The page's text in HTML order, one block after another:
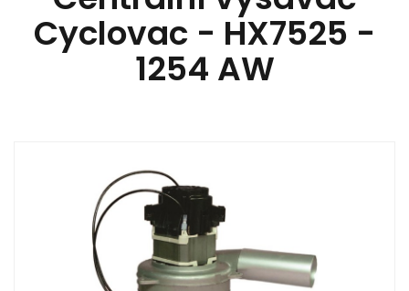
Cyclovac - HX7525 -
1254 AW